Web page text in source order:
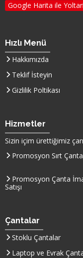
Google Harita ile
Hızlı Menü
Hakkımızda
Teklif İsteyin
Gizlilik Poltikası
Hizmetler
Sizin içim ürettiğimiz
Promosyon Sırt
Promosyon Çanta
Satışı
Çantalar
Stoklu Çantalar
Laptop ve Evrak